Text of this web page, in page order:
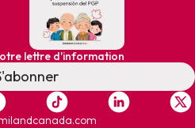
lettre d'information